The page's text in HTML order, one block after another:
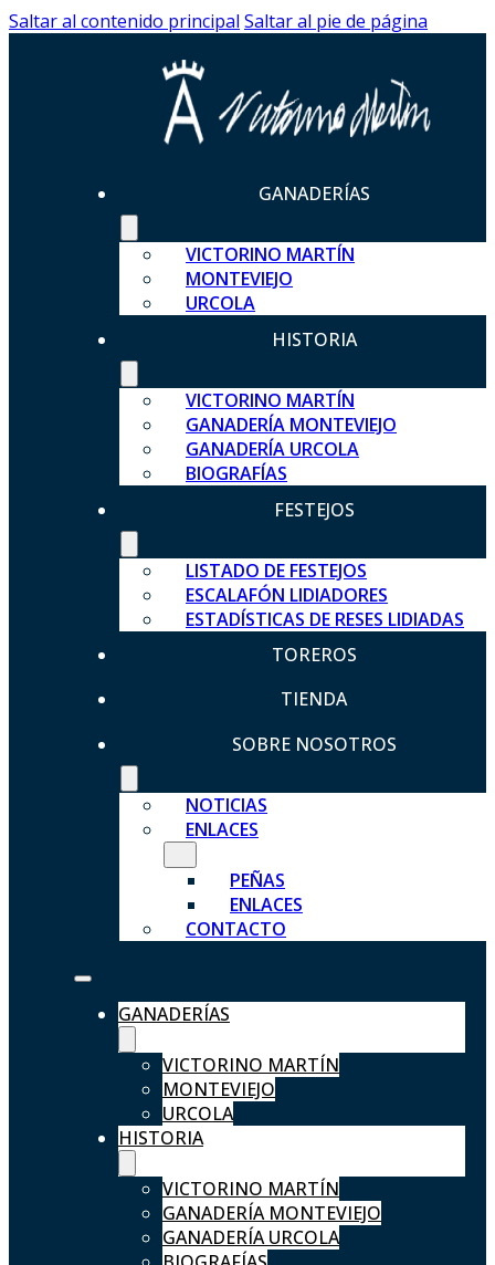
Saltar al contenido principal Saltar al pie de página
GANADERÍAS
VICTORINO MARTÍN
MONTEVIEJO
URCOLA
HISTORIA
VICTORINO MARTÍN
GANADERÍA MONTEVIEJO
GANADERÍA URCOLA
BIOGRAFÍAS
FESTEJOS
LISTADO DE FESTEJOS
ESCALAFÓN LIDIADORES
ESTADÍSTICAS DE RESES LIDIADAS
TOREROS
TIENDA
SOBRE NOSOTROS
NOTICIAS
ENLACES
PEÑAS
ENLACES
CONTACTO
GANADERÍAS
VICTORINO MARTÍN
MONTEVIEJO
URCOLA
HISTORIA
VICTORINO MARTÍN
GANADERÍA MONTEVIEJO
GANADERÍA URCOLA